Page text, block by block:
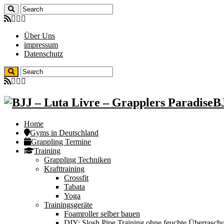
Über Uns
impressum
Datenschutz
Home
Gyms in Deutschland
Grappling Termine
Training
Grappling Techniken
Krafttraining
Crossfit
Tabata
Yoga
Trainingsgeräte
Foamroller selber bauen